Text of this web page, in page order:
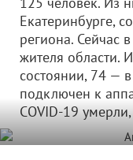
Екатеринбурге,
региона. Сейчас
жителя области.
состоянии, 74 —
подключен к
COVID-19